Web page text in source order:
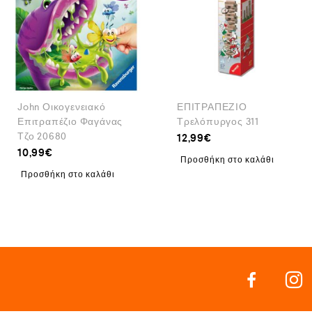
John Οικογενειακό
Επιτραπέζιο Φαγάνας
Τζο 20680
10,99€
Προσθήκη στο καλάθι
ΕΠΙΤΡΑΠΕΖΙΟ
Tρελόπυργος 311
12,99€
Προσθήκη στο καλάθι